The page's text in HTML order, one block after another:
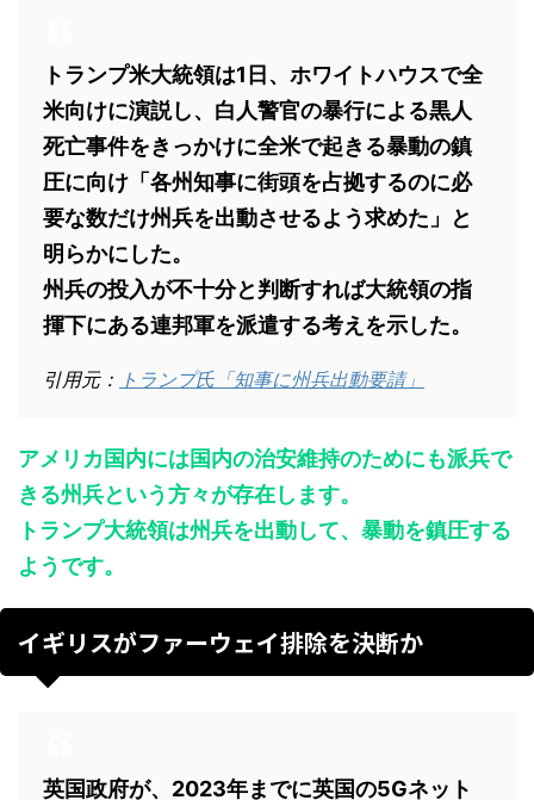
トランプ米大統領は1日、ホワイトハウスで全
米向けに演説し、白人警官の暴行による黒人
死亡事件をきっかけに全米で起きる暴動の鎮
圧に向け「各州知事に街頭を占拠するのに必
要な数だけ州兵を出動させるよう求めた」と
明らかにした。
州兵の投入が不十分と判断すれば大統領の指
揮下にある連邦軍を派遣する考えを示した。
引用元： トランプ氏「知事に州兵出動要請」
アメリカ国内には国内の治安維持のためにも派兵で
きる州兵という方々が存在します。
トランプ大統領は州兵を出動して、暴動を鎮圧する
ようです。
イギリスがファーウェイ排除を決断か
英国政府が、2023年までに英国の5Gネット